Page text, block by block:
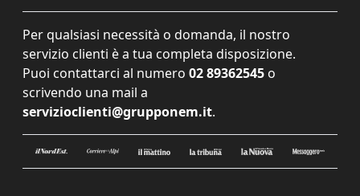
Per qualsiasi necessità o domanda, il nostro
servizio clienti è a tua completa disposizione.
Puoi contattarci al numero 02 89362545 o
scrivendo una mail a
servizioclienti@grupponem.it.